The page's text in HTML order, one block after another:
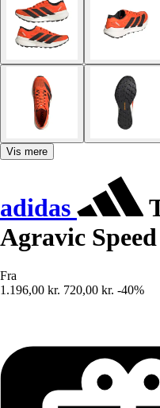
Vis mere
adidas
Agravic
Fra
1.196,00 kr. 720,00 kr. -40%